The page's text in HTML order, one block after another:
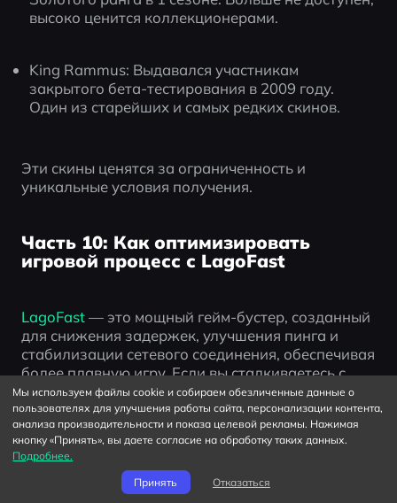
высоко ценится коллекционерами.
King Rammus: Выдавался участникам
закрытого бета-тестирования в 2009 году.
Один из старейших и самых редких скинов.
Эти скины ценятся за ограниченность и
уникальные условия получения.
Часть 10: Как оптимизировать
игровой процесс с LagoFast
LagoFast — это мощный гейм-бустер, созданный
для снижения задержек, улучшения пинга и
стабилизации сетевого соединения, обеспечивая
более плавную игру. Если вы сталкиваетесь с
лагами или хотите просто повысить
производительность, LagoFast — быстрый и
удобный способ ускорить подключение.
Как пользоваться LagoFast:
Мы используем файлы cookie и собираем обезличенные данные о
пользователях для улучшения работы сайта, персонализации контента,
анализа производительности и показа целевой рекламы. Нажимая
кнопку «Принять», вы даете согласие на обработку таких данных.
Подробнее.
Принять
Отказаться